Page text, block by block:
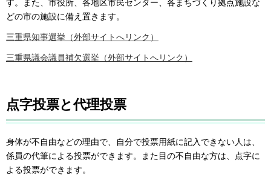
す。また、市役所、各地区市民センター、各まちづくり拠点施設な
どの市の施設に備え置きます。
三重県知事選挙（外部サイトへリンク）
三重県議会議員補欠選挙（外部サイトへリンク）
点字投票と代理投票
身体が不自由などの理由で、自分で投票用紙に記入できない人は、
係員の代筆による投票ができます。また目の不自由な方は、点字に
よる投票ができます。